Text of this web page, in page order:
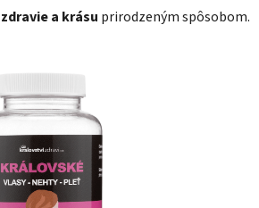
zdravie a krásu prirodzeným spôsobom.